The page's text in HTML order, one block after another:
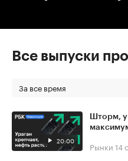
Все выпуски
За все время
20:00
Шторм,
Рынки 14